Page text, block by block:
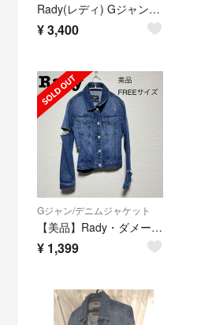
Rady(レディ) Gジャン サイズF レディース ブルー×ライトブラウン フェイクファー
¥3,400
Gジャン/デニムジャケット
【美品】Rady・ダメージデニムジャケット・FREEサイズ
¥ 1,399